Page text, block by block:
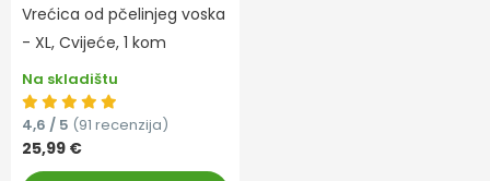
Vrećica od pčelinjeg voska
- XL, Cvijeće, 1 kom
Na skladištu
4,6 / 5 (91 recenzija)
25,99 €